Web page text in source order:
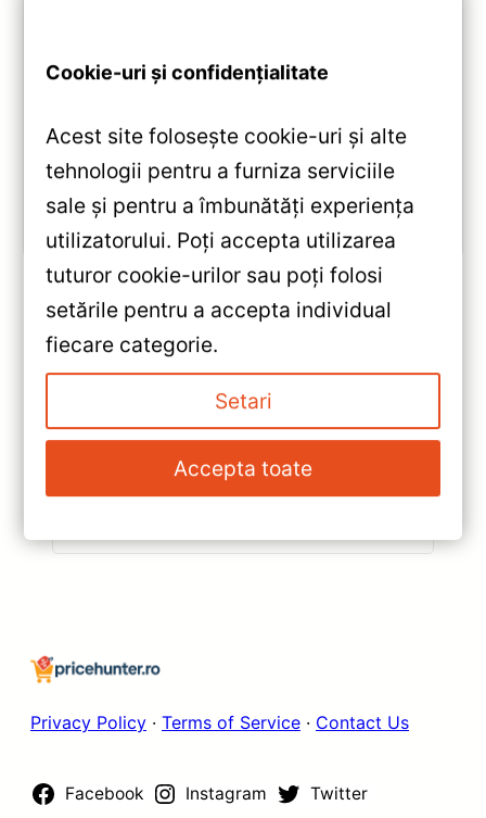
Teyes CC3 2K pentru Toyota Land Cruiser J300
GHz, 4+32GB, Bluetooth 5.1 și DSP. Evaluare
completă a performanței și conectivității.
Vezi review!
«Navigație Auto Teyes CC3 9.5”
2K QLED — Recenzie Detaliată,
Testare & Recomandări
Navigație Auto Teyes CC3 2K
GranTurismo 2007-2019 —
Privacy Policy · Terms of Service · Contact Us
Facebook Instagram Twitter
Cookie-uri și confidențialitate
Acest site folosește cookie-uri și alte
tehnologii pentru a furniza serviciile
sale și pentru a îmbunătăți experiența
utilizatorului. Poți accepta utilizarea
tuturor cookie-urilor sau poți folosi
setările pentru a accepta individual
fiecare categorie.
Setari
Accepta toate